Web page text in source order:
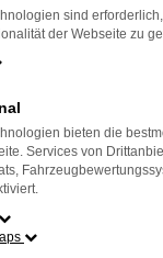
Error
ein Fehler
Tipps, die dir
deine Firewall und
Webseiten, zum
sind
der Webseite zu
bieten die
Services von